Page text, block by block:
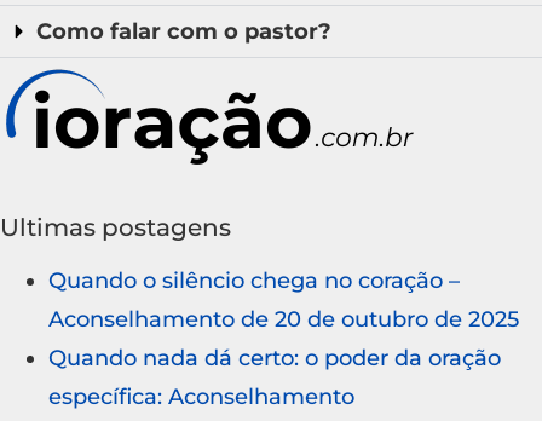
Como falar com o pastor?
Ultimas postagens
Quando o silêncio chega no coração –
Aconselhamento de 20 de outubro de 2025
Quando nada dá certo: o poder da oração
específica: Aconselhamento